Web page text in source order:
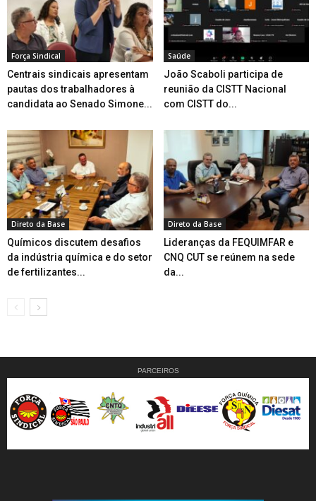
Força Sindical
Centrais sindicais apresentam
pautas dos trabalhadores à
candidata ao Senado Simone...
Saúde
João Scaboli participa de
reunião da CISTT Nacional
com CISTT do...
Direto da Base
Químicos discutem desafios
da indústria química e do setor
de fertilizantes...
Direto da Base
Lideranças da FEQUIMFAR e
CNQ CUT se reúnem na sede
da...
PARCEIROS